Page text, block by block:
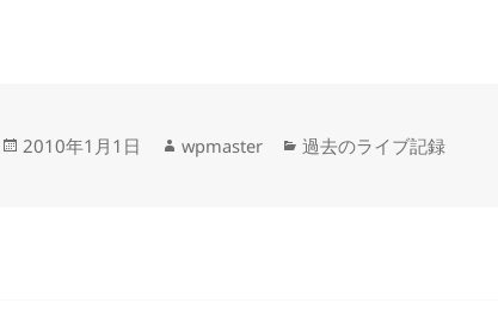
投
2010年1月1日
作
wpmaster
カ
過去のライブ記録